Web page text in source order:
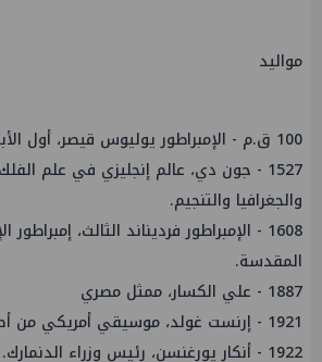
مواليد
100 ق.م - الإمبراطور يوليوس قيصر، أول الأباطرة الرومان
1527 - جون دي، عالم إنجليزي في علم
والجغرافيا والتنجيم.
1608 - الإمبراطور فرديناند الثالث،
المقدسة.
1887 - علي الكسار، ممثل مصري
1921 - إرنست غولد، موسيقي أمريكي من أصل نمساوي.
1922 - أنكار يورغنسن، رئيس وزراء الدنمارك.